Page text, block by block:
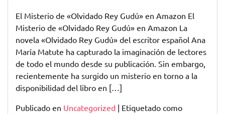
El Misterio de «Olvidado Rey Gudú» en Amazon El
Misterio de «Olvidado Rey Gudú» en Amazon La
novela «Olvidado Rey Gudú» del escritor español Ana
María Matute ha capturado la imaginación de lectores
de todo el mundo desde su publicación. Sin embargo,
recientemente ha surgido un misterio en torno a la
disponibilidad del libro en […]
Publicado en Uncategorized | Etiquetado como